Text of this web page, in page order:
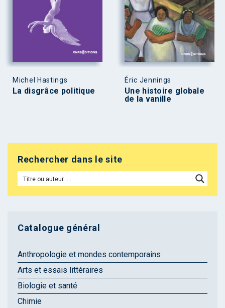
Michel Hastings
La disgrâce politique
Éric Jennings
Une histoire globale
de la vanille
Rechercher dans le site
Catalogue général
Anthropologie et mondes contemporains
Arts et essais littéraires
Biologie et santé
Chimie